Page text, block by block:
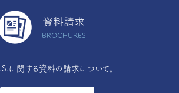
資料請求
BROCHURES
に関する資料の請求について。